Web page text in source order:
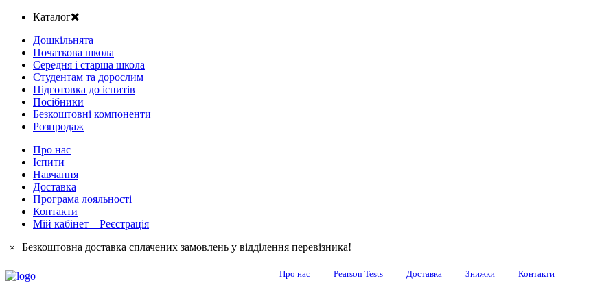
Каталог
Дошкільнята
Початкова школа
Середня і старша школа
Студентам та дорослим
Підготовка до іспитів
Посібники
Безкоштовні компоненти
Розпродаж
Про нас
Іспити
Навчання
Доставка
Програма лояльності
Контакти
Мій кабінет Реєстрація
× Безкоштовна доставка сплачених замовлень у відділення перевізника!
Про нас Pearson Tests Доставка Знижки Контакти